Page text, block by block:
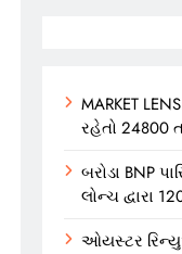
MARKET
રહેતો 24800
બરોડા BNP
લોન્ચ દ્વારા
ઓયસ્ટર